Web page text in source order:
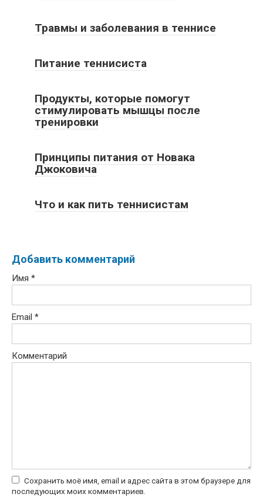
Травмы и заболевания в теннисе
Питание теннисиста
Продукты, которые помогут
стимулировать мышцы после
тренировки
Принципы питания от Новака
Джоковича
Что и как пить теннисистам
Добавить комментарий
Имя *
Email *
Комментарий
Сохранить моё имя, email и адрес сайта в этом браузере для
последующих моих комментариев.